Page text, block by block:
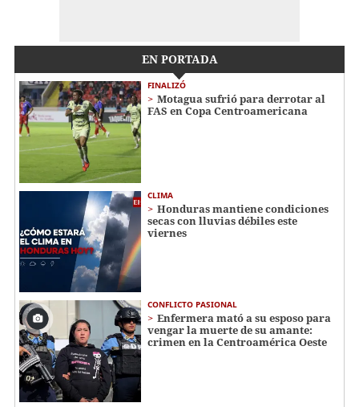
EN PORTADA
FINALIZÓ
Motagua sufrió para derrotar al
FAS en Copa Centroamericana
CLIMA
Honduras mantiene condiciones
secas con lluvias débiles este
viernes
CONFLICTO PASIONAL
Enfermera mató a su esposo para
vengar la muerte de su amante:
crimen en la Centroamérica Oeste